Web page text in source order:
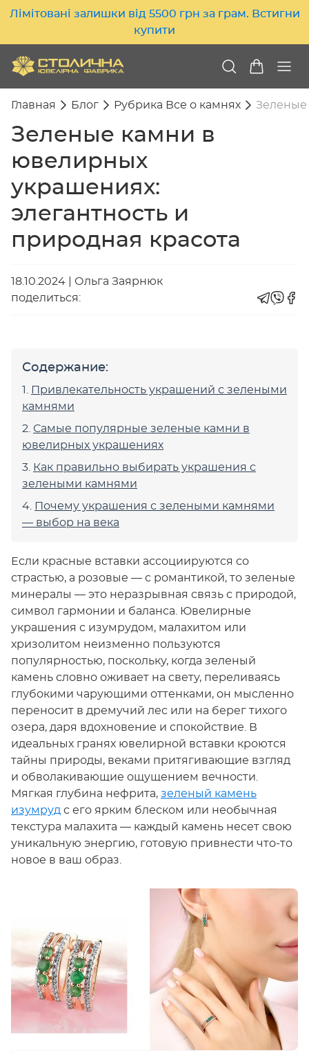
Лімітовані залишки від 5500 грн за грам. Встигни
купити
Главная Блог Рубрика Все о камнях Зеленые
Зеленые камни в
ювелирных
украшениях:
элегантность и
природная красота
18.10.2024
Ольга Заярнюк
поделиться:
Содержание:
Привлекательность украшений с зелеными
камнями
Самые популярные зеленые камни в
ювелирных украшениях
Как правильно выбирать украшения с
зелеными камнями
Почему украшения с зелеными камнями
— выбор на века
Если красные вставки ассоциируются со
страстью, а розовые — с романтикой, то зеленые
минералы — это неразрывная связь с природой,
символ гармонии и баланса. Ювелирные
украшения с изумрудом, малахитом или
хризолитом неизменно пользуются
популярностью, поскольку, когда зеленый
камень словно оживает на свету, переливаясь
глубокими чарующими оттенками, он мысленно
переносит в дремучий лес или на берег тихого
озера, даря вдохновение и спокойствие. В
идеальных гранях ювелирной вставки кроются
тайны природы, веками притягивающие взгляд
и обволакивающие ощущением вечности.
Мягкая глубина нефрита, зеленый камень
изумруд с его ярким блеском или необычная
текстура малахита — каждый камень несет свою
уникальную энергию, готовую привнести что-то
новое в ваш образ.